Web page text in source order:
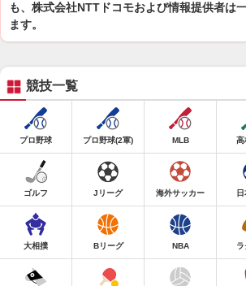
も、株式会社NTTドコモおよび情報提供者は
ます。
競技一覧
プロ野球 プロ野球(2軍) MLB 高
ゴルフ Jリーグ 海外サッカー
大相撲 Bリーグ NBA